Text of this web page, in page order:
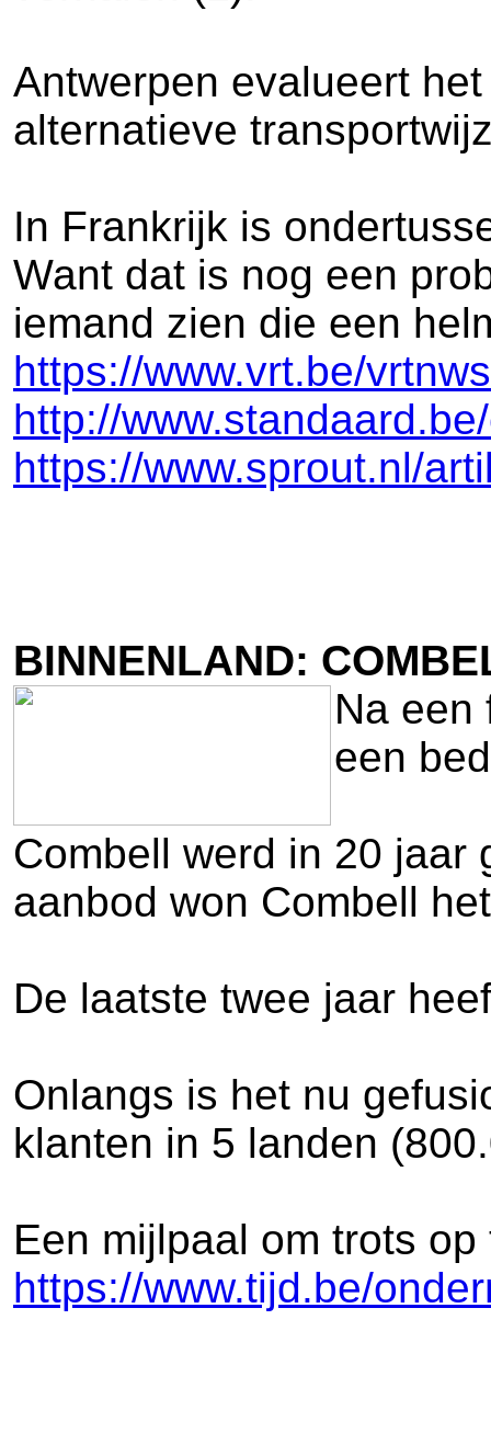
Antwerpen evalueert
alternatieve
In Frankrijk is
Want dat is nog een
iemand zien die een
https://www.vrt.be/
http://
https://www.sprout.nl/
BINNENLAND:
Na een
een
Combell werd in 20 jaar
aanbod won Combell
De laatste twee jaar
Onlangs is het nu
klanten in 5 landen
Een mijlpaal om trots op
https://www.tijd.be/